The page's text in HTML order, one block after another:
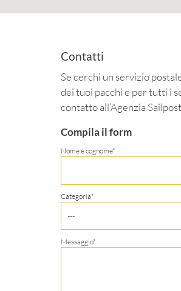
Contatti
Se cerchi un servizio
dei tuoi pacchi e per tutti i
contatto all’Agenzia
Compila il form
Nome e cognome*
Categoria*
---
Messaggio*